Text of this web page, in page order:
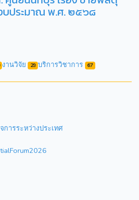
บประมาณ พ.ศ. ๒๕๖๘
งานวิจัย 29 บริการวิชาการ 67
การระหว่างประเทศ